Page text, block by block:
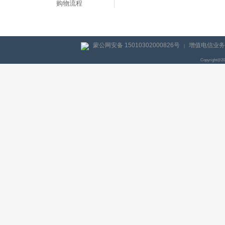
购物流程
蒙公网安备 15010302000826号 | 增值电信业